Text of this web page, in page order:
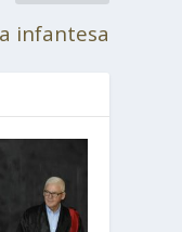
infantesa